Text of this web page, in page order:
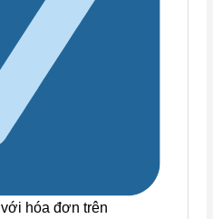
với hóa đơn trên